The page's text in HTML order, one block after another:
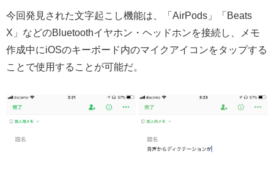
今回発見された文字起こし機能は、「AirPods」「Beats
X」などのBluetoothイヤホン・ヘッドホンを接続し、メモ
作成中にiOSのキーボード内のマイクアイコンをタップする
ことで使用することが可能だ。